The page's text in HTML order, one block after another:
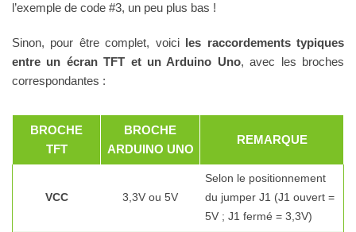
l’exemple de code #3, un peu plus bas !
Sinon, pour être complet, voici les raccordements typiques
entre un écran TFT et un Arduino Uno, avec les broches
correspondantes :
BROCHE
TFT
BROCHE
ARDUINO UNO
REMARQUE
VCC 3,3V ou 5V
Selon le positionnement
du jumper J1 (J1 ouvert =
5V ; J1 fermé = 3,3V)